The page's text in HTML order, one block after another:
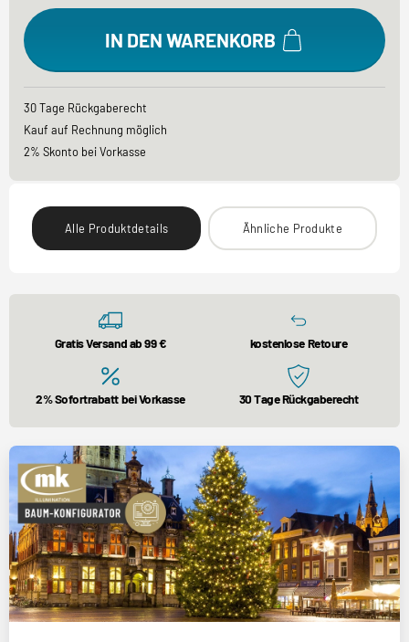
IN DEN WARENKORB
30 Tage Rückgaberecht
Kauf auf Rechnung möglich
2% Skonto bei Vorkasse
Alle Produktdetails Ähnliche Produkte
Gratis Versand ab 99 € kostenlose Retoure
2% Sofortrabatt bei Vorkasse 30 Tage Rückgaberecht